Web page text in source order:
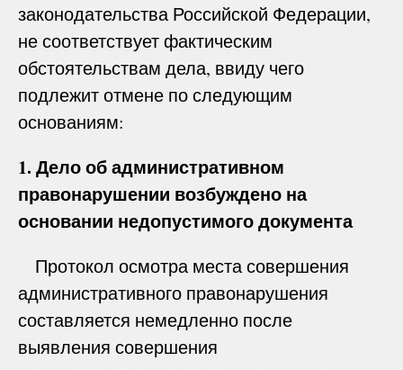
законодательства Российской Федерации,
не соответствует фактическим
обстоятельствам дела, ввиду чего
подлежит отмене по следующим
основаниям:
1. Дело об административном
правонарушении возбуждено на
основании недопустимого документа
Протокол осмотра места совершения
административного правонарушения
составляется немедленно после
выявления совершения